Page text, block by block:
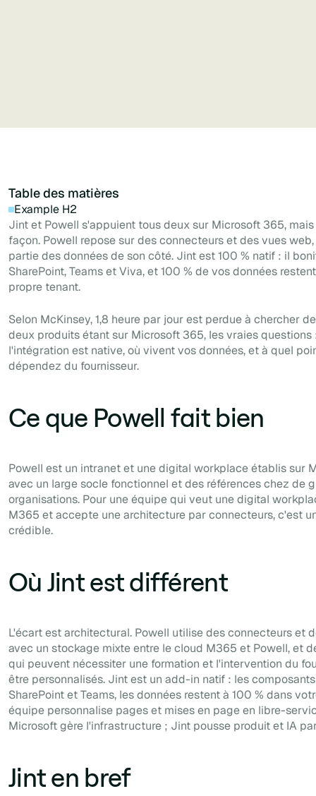
Table des matières
Example H2
Jint et Powell s'appuient tous deux sur Microsoft 365,
façon. Powell repose sur des connecteurs et des vues
partie des données de son côté. Jint est 100 % natif : il
SharePoint, Teams et Viva, et 100 % de vos données
propre tenant.
Selon McKinsey, 1,8 heure par jour est perdue à chercher
deux produits étant sur Microsoft 365, les vraies questions
l'intégration est native, où vivent vos données, et à quel
dépendez du fournisseur.
Ce que Powell fait bien
Powell est un intranet et une digital workplace établis sur
avec un large socle fonctionnel et des références chez de
organisations. Pour une équipe qui veut une digital
M365 et accepte une architecture par connecteurs, c'est
crédible.
Où Jint est différent
L'écart est architectural. Powell utilise des connecteurs et
avec un stockage mixte entre le cloud M365 et Powell, et
qui peuvent nécessiter une formation et l'intervention du
être personnalisés. Jint est un add-in natif : les
SharePoint et Teams, les données restent à 100 % dans
équipe personnalise pages et mises en page en libre-
Microsoft gère l'infrastructure ; Jint pousse produit et IA
Jint en bref